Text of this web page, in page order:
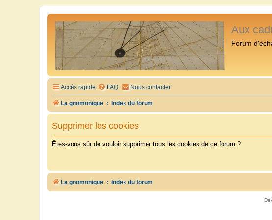
Aux
Forum
Accès rapide FAQ Nous contacter
La gnomonique Index du forum
Supprimer les cookies
Êtes-vous sûr de vouloir supprimer tous les cookies de ce forum ?
La gnomonique Index du forum